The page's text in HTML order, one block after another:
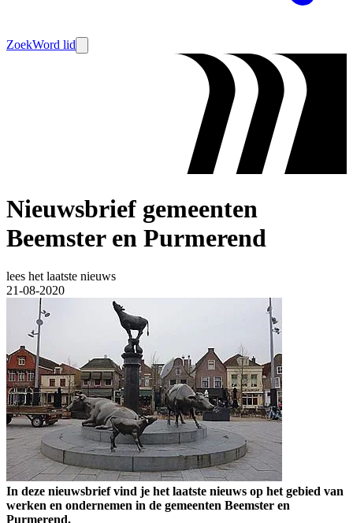
ZoekWord lid
Nieuwsbrief gemeenten
Beemster en Purmerend
lees het laatste nieuws
21-08-2020
In deze nieuwsbrief vind je het laatste nieuws op het gebied van
werken en ondernemen in de gemeenten Beemster en
Purmerend.